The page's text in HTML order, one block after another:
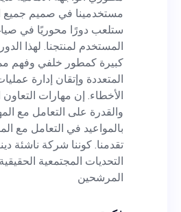
ممتاز للغات
وإتقان إدارة عمليات
وتصحيح الأخطاء.
التعاون الجماعي
على التعامل مع
والالتزام
المواعيد النهائية
مستخدمينا في صميم جميع
ستلعب دورًا محوريًا في
المستخدم لمنتجنا. لهذا
كبيرة كمطور خلفي وفهم
المتعددة وإتقان إدارة
الأخطاء. إن مهارات
والقدرة على التعامل مع
بالمواعيد في التعامل مع
تقدمنا. كوننا شركة ناشئة
التحديات المجتمعية
المرشحين